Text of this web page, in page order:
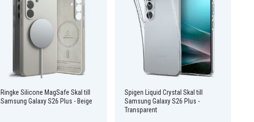
Ringke Silicone MagSafe Skal till
Samsung Galaxy S26 Plus - Beige
Spigen Liquid Crystal Skal till
Samsung Galaxy S26 Plus -
Transparent